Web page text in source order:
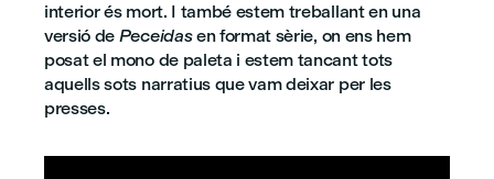
interior és mort. I també estem treballant en una
versió de Peceidasen format sèrie, on ens hem
posat el mono de paleta i estem tancant tots
aquells sots narratius que vam deixar per les
presses.